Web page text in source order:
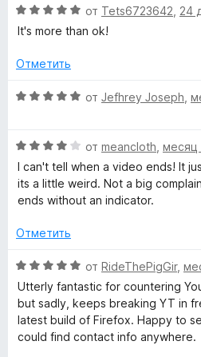
o
s
C
o
m
m
e
n
t
з
5
а
5
з
О
ц
н
н
а
5
и
от Tets6723642 24
It's more than ok!
Отметить
О
н
е
н
о
а
и
з
5
от Jefhrey Joseph
О
ц
е
н
н
н
а
4
и
от meancloth месяц
I can't tell when a video ends! It
its a little weird. Not a big
ends without an indicator.
Отметить
О
ц
е
н
е
от RideThePigGir,
Utterly fantastic for countering
but sadly, keeps breaking YT in
latest build of Firefox. Happy to
could find contact info anywhere.